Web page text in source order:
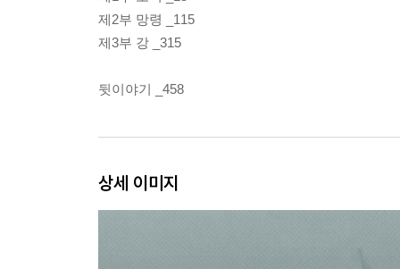
제2부 망령 _115
제3부 강 _315
뒷이야기 _458
상세 이미지